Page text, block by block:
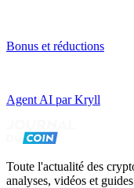
Bonus et réductions
Agent AI par Kryll
Toute l'actualité des
analyses, vidéos et